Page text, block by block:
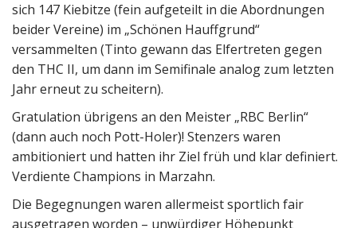
sich 147 Kiebitze (fein aufgeteilt in die Abordnungen
beider Vereine) im „Schönen Hauffgrund“
versammelten (Tinto gewann das Elfertreten gegen
den THC II, um dann im Semifinale analog zum letzten
Jahr erneut zu scheitern).
Gratulation übrigens an den Meister „RBC Berlin“
(dann auch noch Pott-Holer)! Stenzers waren
ambitioniert und hatten ihr Ziel früh und klar definiert.
Verdiente Champions in Marzahn.
Die Begegnungen waren allermeist sportlich fair
ausgetragen worden – unwürdiger Höhepunkt